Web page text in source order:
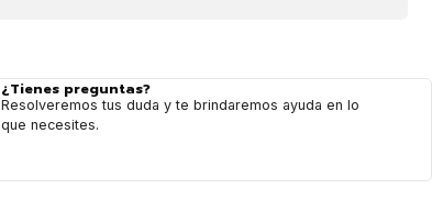
¿Tienes preguntas?
Resolveremos tus duda y te brindaremos ayuda en lo
que necesites.